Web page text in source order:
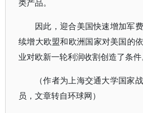
类产品。
因此，迎合美国快速增加军
续增大欧盟和欧洲国家对美国的
业对欧新一轮利润收割创造了条件
（作者为上海交通大学国家
员，文章转自环球网）